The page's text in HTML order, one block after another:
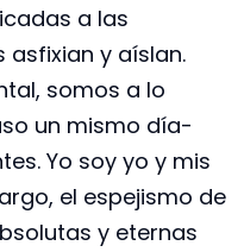
a las
asfixian y aíslan.
somos a lo
un mismo día-
Yo soy yo y mis
el espejismo de
y eternas